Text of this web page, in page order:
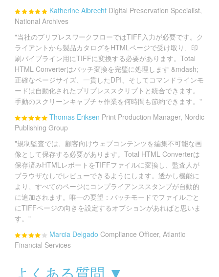
Katherine Albrecht Digital Preservation Specialist,
National Archives
"当社のプリプレスワークフローではTIFF入力が必要です。ク
ライアントから製品カタログをHTMLページで受け取り、印
刷パイプライン用にTIFFに変換する必要があります。Total
HTML Converterはバッチ変換を完璧に処理します &mdash;
正確なページサイズ、一貫したDPI、そしてコマンドラインモ
ードは自動化されたプリプレススクリプトと統合できます。
手動のスクリーンキャプチャ作業を何時間も節約できます。"
Thomas Eriksen Print Production Manager, Nordic
Publishing Group
"規制監査では、顧客向けウェブコンテンツを編集不可能な画
像として保存する必要があります。Total HTML Converterは
保存済みHTMLレポートをTIFFファイルに変換し、監査人が
ブラウザなしでレビューできるようにします。透かし機能に
より、すべてのページにコンプライアンススタンプが自動的
に追加されます。唯一の要望：バッチモードでファイルごと
にTIFFページの向きを設定するオプションがあればと思いま
す。"
Marcia Delgado Compliance Officer, Atlantic
Financial Services
よくある質問 ▼